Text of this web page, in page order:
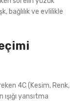
bağlılık ve evlilikle
4C (Kesim, Renk,
yansıtma